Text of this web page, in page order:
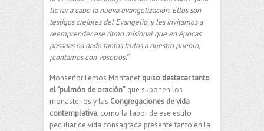
llevar a cabo la nueva evangelización. Ellos son
testigos creíbles del Evangelio, y les invitamos a
reemprender ese ritmo misional que en épocas
pasadas ha dado tantos frutos a nuestro pueblo,
¡contamos con vosotros!”.
Monseñor Lemos Montanet quiso destacar tanto
el “pulmón de oración” que suponen los
monasterios y las Congregaciones de vida
contemplativa, como la labor de ese estilo
peculiar de vida consagrada presente tanto en la